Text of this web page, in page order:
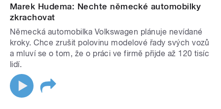
Marek Hudema: Nechte německé automobilky
zkrachovat
Německá automobilka Volkswagen plánuje nevídané
kroky. Chce zrušit polovinu modelové řady svých vozů
a mluví se o tom, že o práci ve firmě přijde až 120 tisíc
lidí.